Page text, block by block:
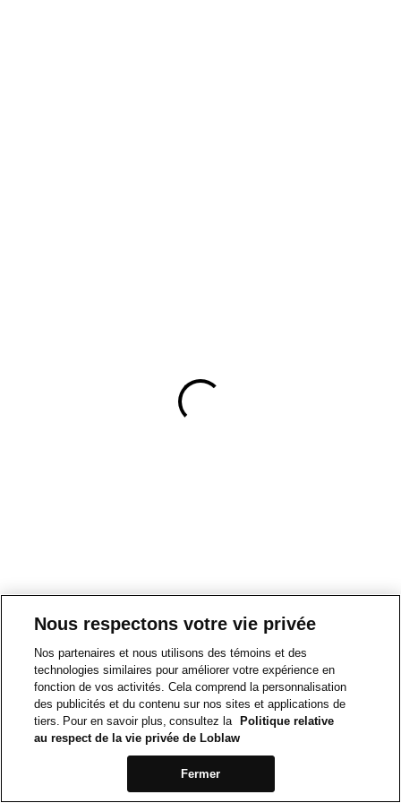
Nous respectons votre vie privée
Nos partenaires et nous utilisons des témoins et des
technologies similaires pour améliorer votre expérience en
fonction de vos activités. Cela comprend la personnalisation
des publicités et du contenu sur nos sites et applications de
tiers. Pour en savoir plus, consultez la
Politique relative
au respect de la vie privée de Loblaw
Fermer